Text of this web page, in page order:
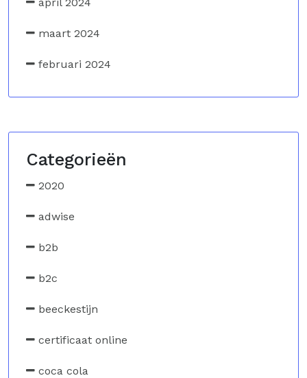
maart 2024
februari 2024
Categorieën
2020
adwise
b2b
b2c
beeckestijn
certificaat online
coca cola